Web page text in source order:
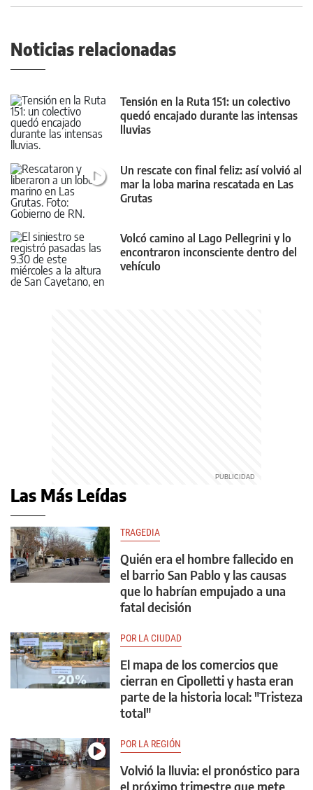
Noticias relacionadas
Tensión en la Ruta 151: un colectivo
quedó encajado durante las intensas
lluvias
Un rescate con final feliz: así volvió al
mar la loba marina rescatada en Las
Grutas
Volcó camino al Lago Pellegrini y lo
encontraron inconsciente dentro del
vehículo
Las Más Leídas
TRAGEDIA
Quién era el hombre fallecido en
el barrio San Pablo y las causas
que lo habrían empujado a una
fatal decisión
POR LA CIUDAD
El mapa de los comercios que
cierran en Cipolletti y hasta eran
parte de la historia local: "Tristeza
total"
POR LA REGIÓN
Volvió la lluvia: el pronóstico para
el próximo trimestre que mete